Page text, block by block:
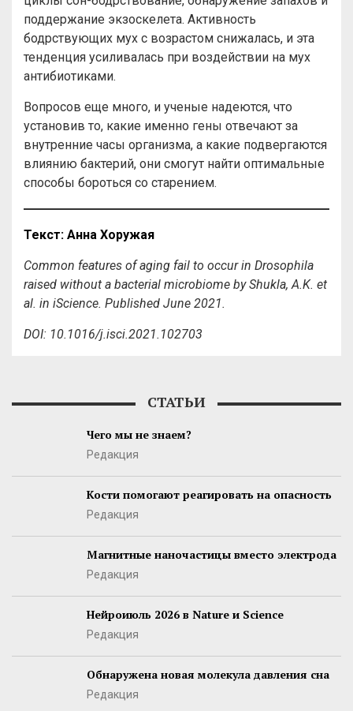
поддержание экзоскелета. Активность
бодрствующих мух с возрастом снижалась, и эта
тенденция усиливалась при воздействии на мух
антибиотиками.
Вопросов еще много, и ученые надеются, что
установив то, какие именно гены отвечают за
внутренние часы организма, а какие подвергаются
влиянию бактерий, они смогут найти оптимальные
способы бороться со старением.
Текст: Анна Хоружая
Common features of aging fail to occur in Drosophila
raised without a bacterial microbiome byShukla, A.K. et
al. in iScience. Published June 2021.
DOI: 10.1016/j.isci.2021.102703
СТАТЬИ
Чего мы не знаем?
Редакция
Кости помогают реагировать на опасность
Редакция
Магнитные наночастицы вместо электрода
Редакция
Нейроиюль 2026 в Nature и Science
Редакция
Обнаружена новая молекула давления сна
Редакция